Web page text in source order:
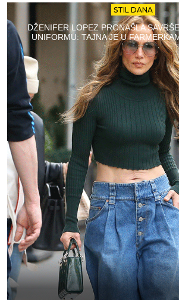
STIL DANA
DŽENIFER LOPEZ PRONAŠLA
UNIFORMU: TAJNA JE U